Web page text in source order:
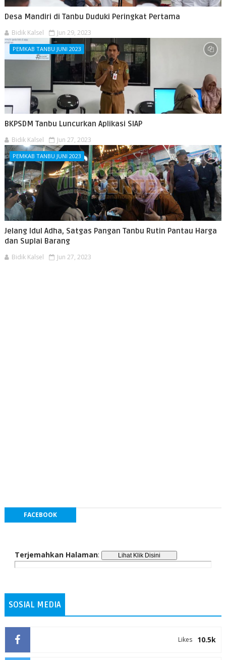
Desa Mandiri di Tanbu Duduki Peringkat Pertama
Bidik Kalsel Jun 29, 2023
PEMKAB TANBU JUNI 2023
BKPSDM Tanbu Luncurkan Aplikasi SIAP
Bidik Kalsel Jun 27, 2023
PEMKAB TANBU JUNI 2023
Jelang Idul Adha, Satgas Pangan Tanbu Rutin Pantau Harga
dan Suplai Barang
Bidik Kalsel Jun 27, 2023
FACEBOOK
Terjemahkan Halaman:
SOSIAL MEDIA
10.5k
Likes